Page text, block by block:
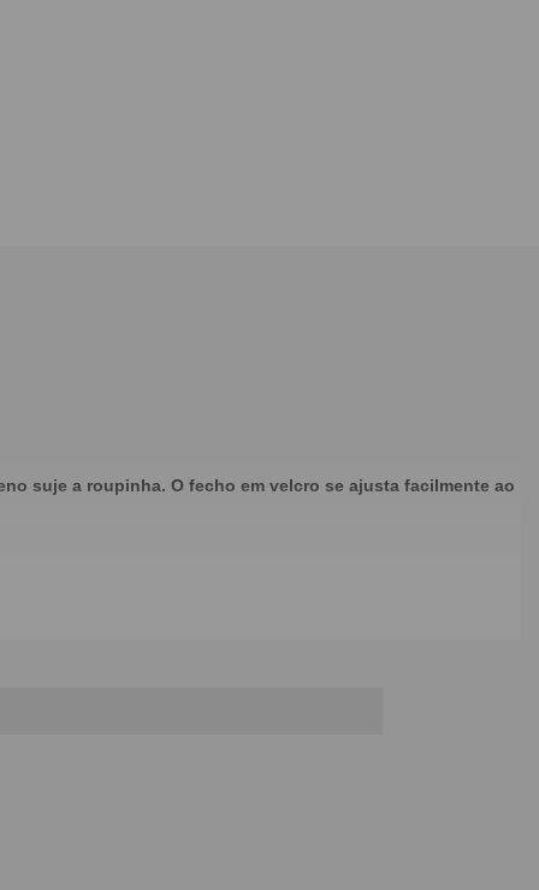
suje a roupinha. O fecho em velcro se ajusta facilmente ao